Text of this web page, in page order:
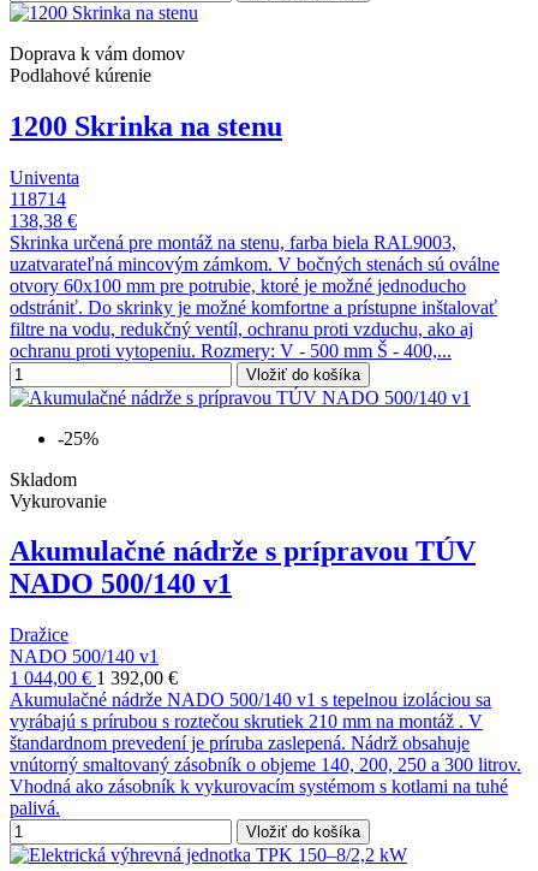
Doprava k vám domov
Podlahové kúrenie
1200 Skrinka na stenu
Univenta
118714
138,38 €
Skrinka určená pre montáž na stenu, farba biela RAL9003,
uzatvarateľná mincovým zámkom. V bočných stenách sú oválne
otvory 60x100 mm pre potrubie, ktoré je možné jednoducho
odstrániť. Do skrinky je možné komfortne a prístupne inštalovať
filtre na vodu, redukčný ventíl, ochranu proti vzduchu, ako aj
ochranu proti vytopeniu. Rozmery: V - 500 mm Š - 400,...
Vložiť do košíka
-25%
Skladom
Vykurovanie
Akumulačné nádrže s prípravou TÚV
NADO 500/140 v1
Dražice
NADO 500/140 v1
1 044,00 € 1 392,00 €
Akumulačné nádrže NADO 500/140 v1 s tepelnou izoláciou sa
vyrábajú s prírubou s roztečou skrutiek 210 mm na montáž . V
štandardnom prevedení je príruba zaslepená. Nádrž obsahuje
vnútorný smaltovaný zásobník o objeme 140, 200, 250 a 300 litrov.
Vhodná ako zásobník k vykurovacím systémom s kotlami na tuhé
palivá.
Vložiť do košíka